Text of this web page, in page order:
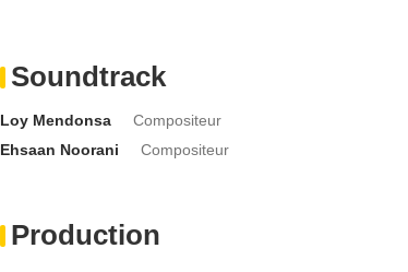
Soundtrack
Loy Mendonsa
Compositeur
Ehsaan Noorani
Compositeur
Production